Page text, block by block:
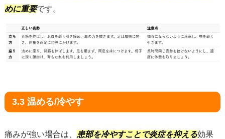
めに重要です。
3.3 温める/冷やす
痛みが強い場合は、 患部を冷やすことで炎症を抑える効果